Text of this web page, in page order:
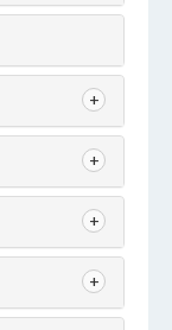
+
+
+
+